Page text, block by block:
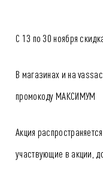
С 13 по 30 ноября
В магазинах и на
промокоду МАКСИМУМ
Акция
участвующие в акции,